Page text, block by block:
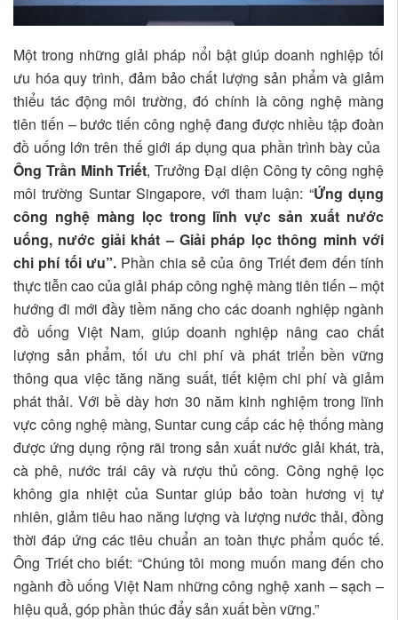
Một trong những giải pháp nổi bật giúp doanh nghiệp tối
ưu hóa quy trình, đảm bảo chất lượng sản phẩm và giảm
thiểu tác động môi trường, đó chính là công nghệ màng
tiên tiến – bước tiến công nghệ đang được nhiều tập đoàn
đồ uống lớn trên thế giới áp dụng qua phần trình bày của
Ông Trần Minh Triết, Trưởng Đại diện Công ty công nghệ
môi trường Suntar Singapore, với tham luận: “Ứng dụng
công nghệ màng lọc trong lĩnh vực sản xuất nước
uống, nước giải khát – Giải pháp lọc thông minh với
chi phí tối ưu”. Phần chia sẻ của ông Triết đem đến tính
thực tiễn cao của giải pháp công nghệ màng tiên tiến – một
hướng đi mới đầy tiềm năng cho các doanh nghiệp ngành
đồ uống Việt Nam, giúp doanh nghiệp nâng cao chất
lượng sản phẩm, tối ưu chi phí và phát triển bền vững
thông qua việc tăng năng suất, tiết kiệm chi phí và giảm
phát thải. Với bề dày hơn 30 năm kinh nghiệm trong lĩnh
vực công nghệ màng, Suntar cung cấp các hệ thống màng
được ứng dụng rộng rãi trong sản xuất nước giải khát, trà,
cà phê, nước trái cây và rượu thủ công. Công nghệ lọc
không gia nhiệt của Suntar giúp bảo toàn hương vị tự
nhiên, giảm tiêu hao năng lượng và lượng nước thải, đồng
thời đáp ứng các tiêu chuẩn an toàn thực phẩm quốc tế.
Ông Triết cho biết: “Chúng tôi mong muốn mang đến cho
ngành đồ uống Việt Nam những công nghệ xanh – sạch –
hiệu quả, góp phần thúc đẩy sản xuất bền vững.”